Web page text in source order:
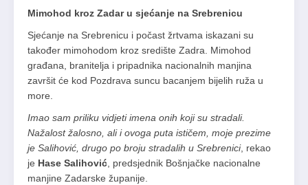
Mimohod kroz Zadar u sjećanje na Srebrenicu
Sjećanje na Srebrenicu i počast žrtvama iskazani su
također mimohodom kroz središte Zadra. Mimohod
građana, branitelja i pripadnika nacionalnih manjina
završit će kod Pozdrava suncu bacanjem bijelih ruža u
more.
Imao sam priliku vidjeti imena onih koji su stradali.
Nažalost žalosno, ali i ovoga puta ističem, moje prezime
je Salihović, drugo po broju stradalih u Srebrenici, rekao
je Hase Salihović , predsjednik Bošnjačke nacionalne
manjine Zadarske županije.